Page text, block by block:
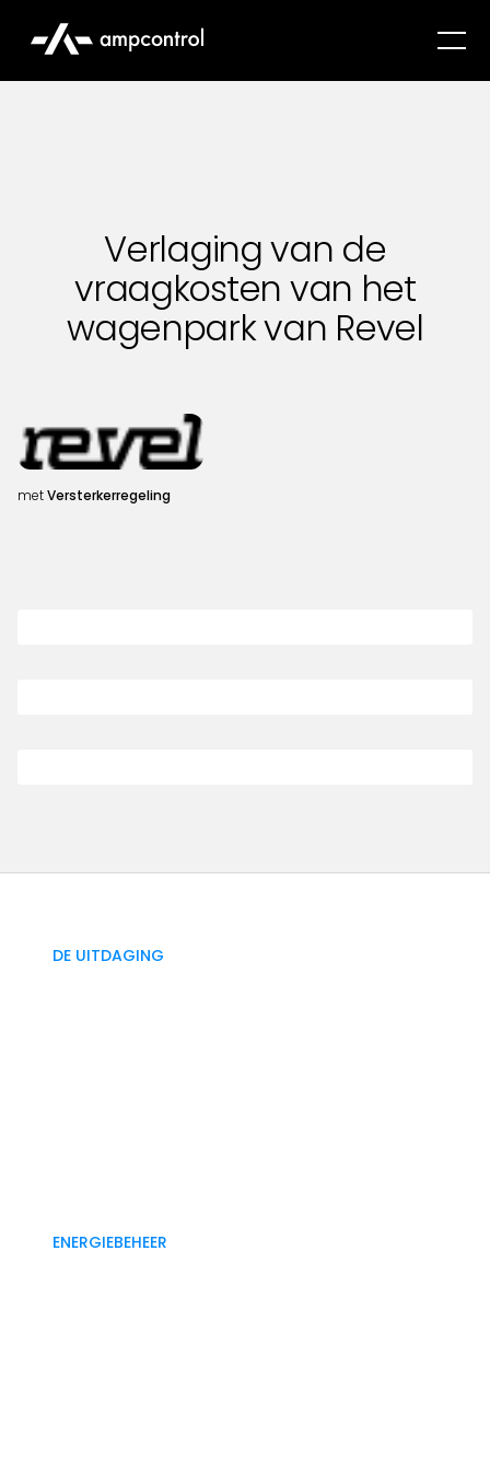
Verlaging van de
vraagkosten van het
wagenpark van Revel
metVersterkerregeling
DE UITDAGING
ENERGIEBEHEER